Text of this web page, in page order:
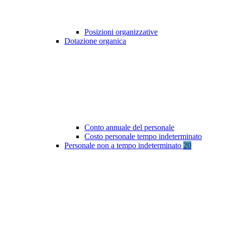
Posizioni organizzative
Dotazione organica
Conto annuale del personale
Costo personale tempo indeterminato
Personale non a tempo indeterminato 20